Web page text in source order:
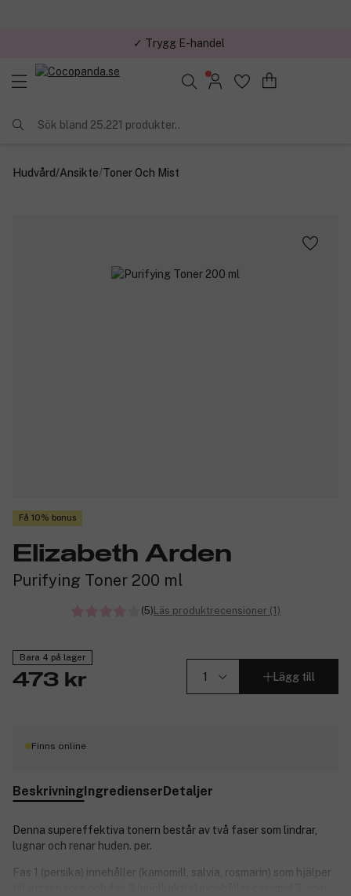
✓ Trygg E-handel
Sök bland 25.221 produkter..
Hudvård/Ansikte/Toner Och Mist
Få 10% bonus
Elizabeth Arden
Purifying Toner 200 ml
(5)Läs produktrecensioner (1)
Bara 4 på lager
473 kr Lägg till
Finns online
BeskrivningIngredienserDetaljer
Denna supereffektiva tonern består av två faser som lindrar,
lugnar och renar huden. per.
Fas 1 (persika) innehåller (kamomill, salvia, rosmarin) som hjälper